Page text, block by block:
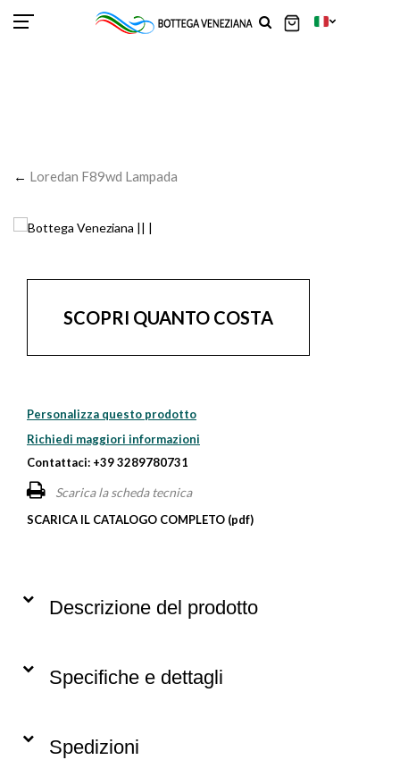
← Loredan F89wd Lampada
SCOPRI QUANTO COSTA
Personalizza questo prodotto
Richiedi maggiori informazioni
Contattaci: +39 3289780731
Scarica la scheda tecnica
SCARICA IL CATALOGO COMPLETO (pdf)
Descrizione del prodotto
Specifiche e dettagli
Spedizioni